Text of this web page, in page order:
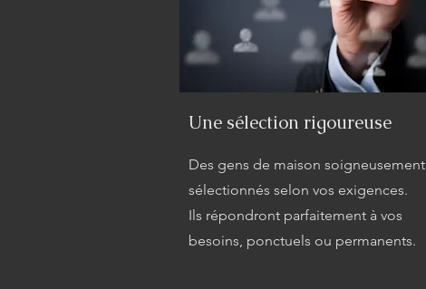
Une sélection rigoureuse
Des gens de maison soigneusement
sélectionnés selon vos exigences.
Ils répondront parfaitement à vos
besoins, ponctuels ou permanents.